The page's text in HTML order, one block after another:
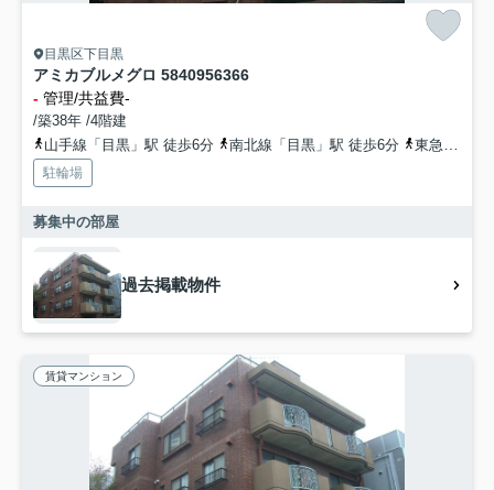
目黒区下目黒
アミカブルメグロ 5840956366
- 管理/共益費-
/築38年 /4階建
山手線「目黒」駅 徒歩6分
南北線「目黒」駅 徒歩6分 東急目黒線「目黒」駅 徒歩6分
駐輪場
募集中の部屋
過去掲載物件
賃貸マンション